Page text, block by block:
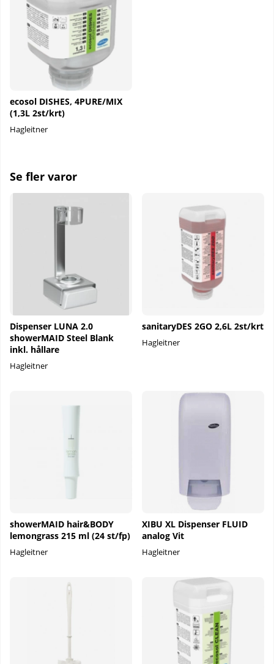
ecosol DISHES, 4PURE/MIX
(1,3L 2st/krt)
Hagleitner
Se fler varor
Dispenser LUNA 2.0
showerMAID Steel Blank
inkl. hållare
Hagleitner
sanitaryDES 2GO 2,6L 2st/krt
Hagleitner
showerMAID hair&BODY
lemongrass 215 ml (24 st/fp)
Hagleitner
XIBU XL Dispenser FLUID
analog Vit
Hagleitner